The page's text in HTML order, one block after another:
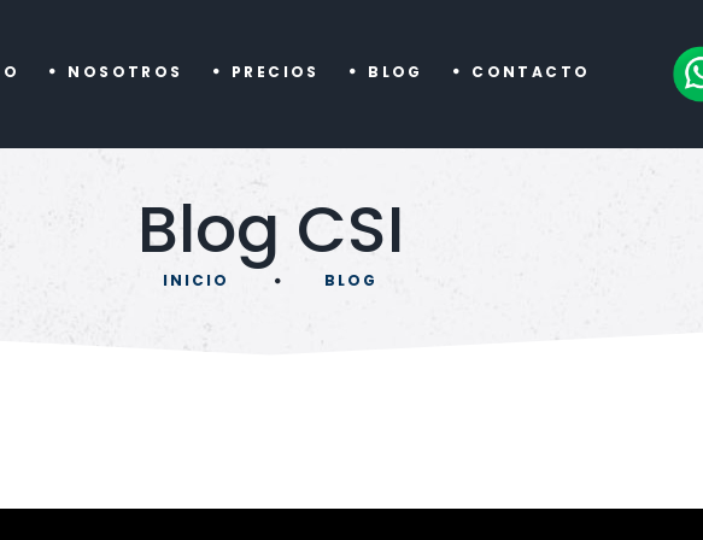
NOSOTROS PRECIOS BLOG CONTACTO
Blog CSI
INICIO BLOG